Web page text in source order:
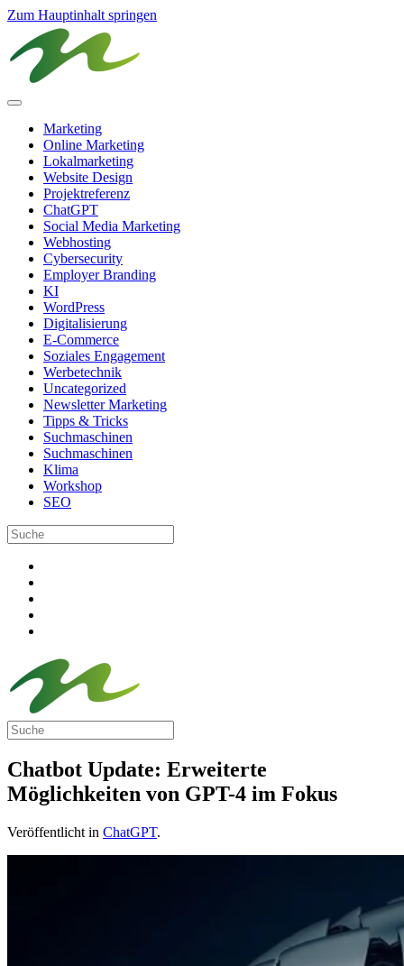
Zum Hauptinhalt springen
Marketing
Online Marketing
Lokalmarketing
Website Design
Projektreferenz
ChatGPT
Social Media Marketing
Webhosting
Cybersecurity
Employer Branding
KI
WordPress
Digitalisierung
E-Commerce
Soziales Engagement
Werbetechnik
Uncategorized
Newsletter Marketing
Tipps & Tricks
Suchmaschinen
Suchmaschinen
Klima
Workshop
SEO
Chatbot Update: Erweiterte
Möglichkeiten von GPT-4 im Fokus
Veröffentlicht in ChatGPT.